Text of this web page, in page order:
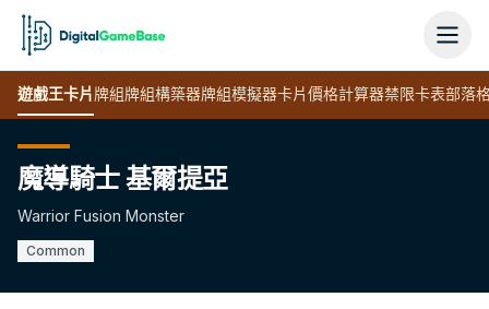
遊戲王卡片牌組牌組構築器牌組模擬器卡片價格計算器禁限卡表部落
魔導騎士 基爾提亞
Warrior Fusion Monster
Common